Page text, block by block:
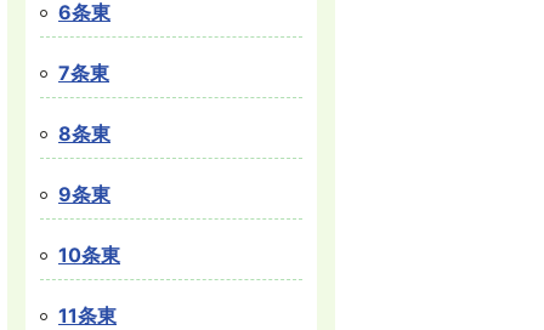
6条東
7条東
8条東
9条東
10条東
11条東